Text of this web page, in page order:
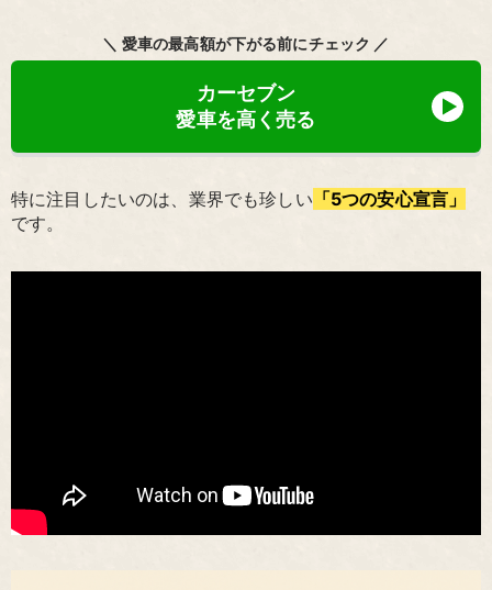
＼ 愛車の最高額が下がる前にチェック ／
カーセブン
愛車を高く売る
特に注目したいのは、業界でも珍しい 「5つの安心宣言」
です。